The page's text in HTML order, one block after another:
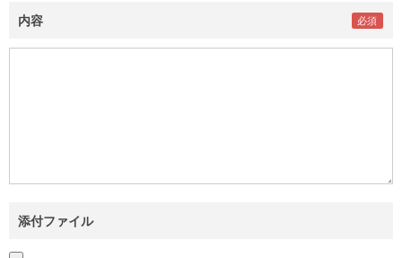
内容
添付ファイル